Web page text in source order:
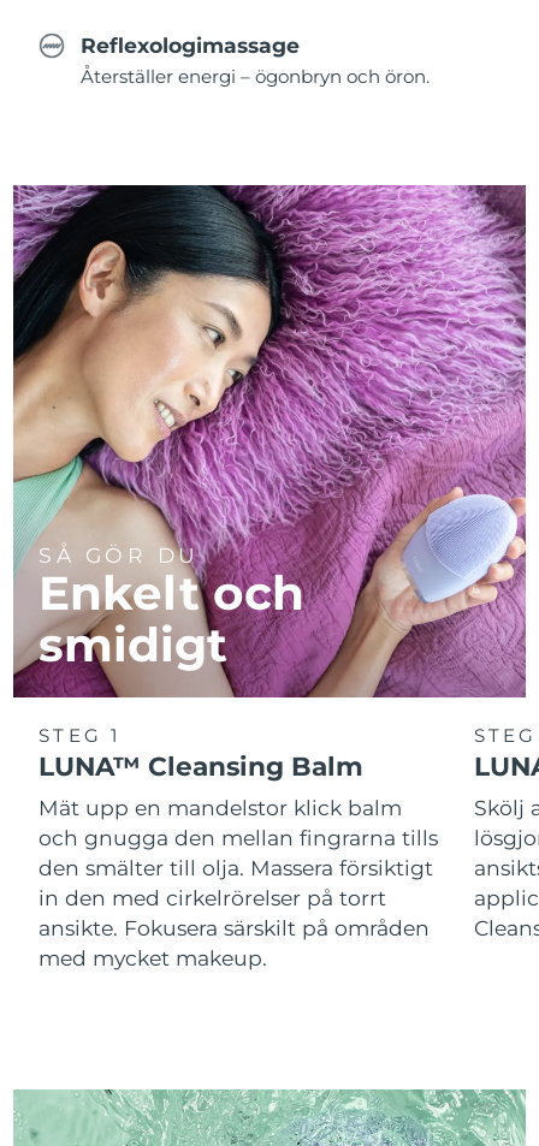
Reflexologimassage
Återställer energi – ögonbryn och öron.
SÅ GÖR DU
Enkelt och
smidigt
STEG 1
LUNA™ Cleansing Balm
Mät upp en mandelstor klick balm
och gnugga den mellan fingrarna tills
den smälter till olja. Massera försiktigt
in den med cirkelrörelser på torrt
ansikte. Fokusera särskilt på områden
med mycket makeup.
Skölj